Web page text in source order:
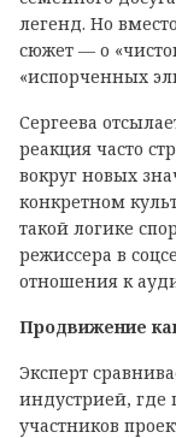
легенд. Но
сюжет — о
«испорченных
Сергеева
реакция часто
вокруг новых
конкретном
такой логике
режиссера в
отношения к
Продвижение
Эксперт
индустрией, где
участников